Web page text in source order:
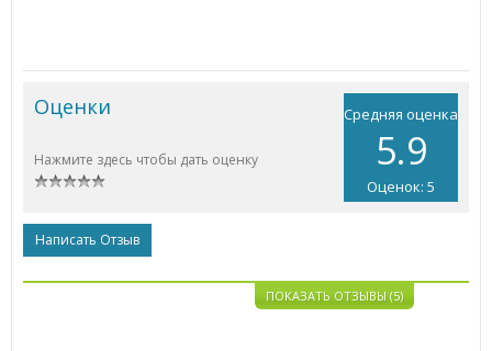
Средняя оценка
5.9
Оценок: 5
Оценки
Нажмите здесь чтобы дать оценку
Написать Отзыв
ПОКАЗАТЬ ОТЗЫВЫ (5)